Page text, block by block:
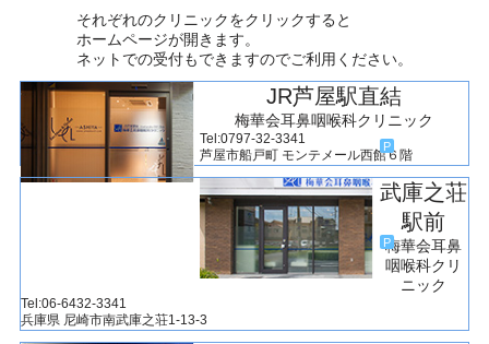
それぞれのクリニックをクリックすると
ホームページが開きます。
ネットでの受付もできますのでご利用ください。
JR芦屋駅直結
梅華会耳鼻咽喉科クリニック
Tel:0797-32-3341
芦屋市船戸町 モンテメール西館６階
P
武庫之荘
駅前
梅華会耳鼻
咽喉科クリ
ニック
Tel:06-6432-3341
兵庫県 尼崎市南武庫之荘1-13-3
P